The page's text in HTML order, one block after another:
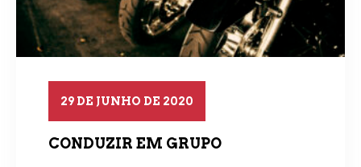
29 DE JUNHO DE 2020
CONDUZIR EM GRUPO